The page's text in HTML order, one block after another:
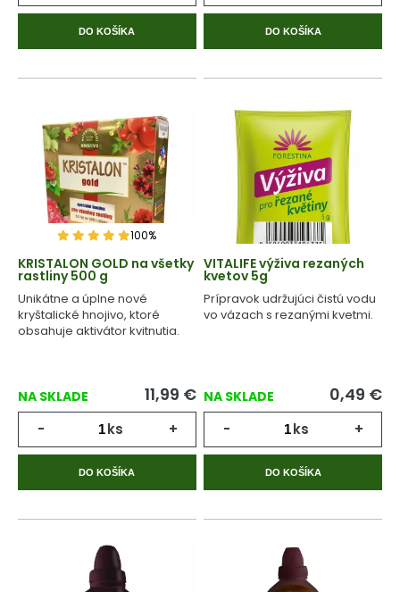
DO KOŠÍKA DO KOŠÍKA
100%
KRISTALON GOLD na všetky
rastliny 500 g
Unikátne a úplne nové
kryštalické hnojivo, ktoré
obsahuje aktivátor kvitnutia.
NA SKLADE 11,99 €
- ks +
DO KOŠÍKA
VITALIFE výživa rezaných
kvetov 5g
Prípravok udržujúci čistú vodu
vo vázach s rezanými kvetmi.
NA SKLADE 0,49 €
- ks +
DO KOŠÍKA